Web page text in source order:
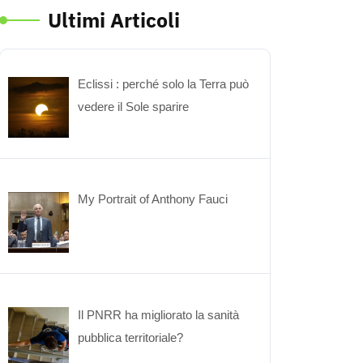
Ultimi Articoli
Eclissi : perché solo la Terra può
vedere il Sole sparire
My Portrait of Anthony Fauci
Il PNRR ha migliorato la sanità
pubblica territoriale?